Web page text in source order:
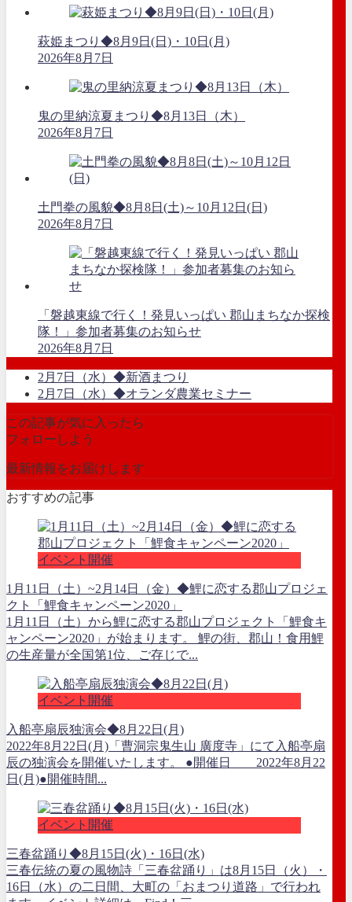
萩姫まつり◆8月9日(日)・10日(月)
2026年8月7日
鬼の里納涼夏まつり◆8月13日（木）
2026年8月7日
土門拳の風貌◆8月8日(土)～10月12日(日)
2026年8月7日
「磐越東線で行く！発見いっぱい 郡山まちなか探検
隊！」参加者募集のお知らせ
2026年8月7日
2月7日（水）◆新酒まつり
2月7日（水）◆オランダ農業セミナー
この記事が気に入ったら
フォローしよう
最新情報をお届けします
おすすめの記事
イベント開催
1月11日（土）~2月14日（金）◆鯉に恋する郡山プロジェ
クト「鯉食キャンペーン2020」
1月11日（土）から鯉に恋する郡山プロジェクト「鯉食キ
ャンペーン2020」が始まります。 鯉の街、郡山！食用鯉
の生産量が全国第1位、ご存じで...
イベント開催
入船亭扇辰独演会◆8月22日(月)
2022年8月22日(月)「曹洞宗鬼生山 廣度寺」にて入船亭扇
辰の独演会を開催いたします。 ●開催日 2022年8月22
日(月)●開催時間...
イベント開催
三春盆踊り◆8月15日(火)・16日(水)
三春伝統の夏の風物詩「三春盆踊り」は8月15日（火）・
16日（水）の二日間、大町の「おまつり道路」で行われ